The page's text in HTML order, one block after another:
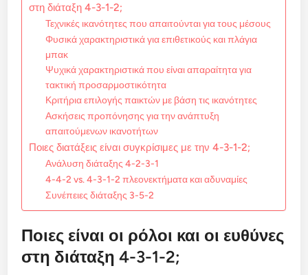
στη διάταξη 4-3-1-2;
Τεχνικές ικανότητες που απαιτούνται για τους μέσους
Φυσικά χαρακτηριστικά για επιθετικούς και πλάγια
μπακ
Ψυχικά χαρακτηριστικά που είναι απαραίτητα για
τακτική προσαρμοστικότητα
Κριτήρια επιλογής παικτών με βάση τις ικανότητες
Ασκήσεις προπόνησης για την ανάπτυξη
απαιτούμενων ικανοτήτων
Ποιες διατάξεις είναι συγκρίσιμες με την 4-3-1-2;
Ανάλυση διάταξης 4-2-3-1
4-4-2 vs. 4-3-1-2 πλεονεκτήματα και αδυναμίες
Συνέπειες διάταξης 3-5-2
Ποιες είναι οι ρόλοι και οι ευθύνες
στη διάταξη 4-3-1-2;